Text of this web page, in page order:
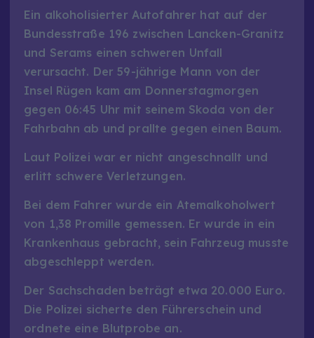
Ein alkoholisierter Autofahrer hat auf der
Bundesstraße 196 zwischen Lancken-Granitz
und Serams einen schweren Unfall
verursacht. Der 59-jährige Mann von der
Insel Rügen kam am Donnerstagmorgen
gegen 06:45 Uhr mit seinem Skoda von der
Fahrbahn ab und prallte gegen einen Baum.
Laut Polizei war er nicht angeschnallt und
erlitt schwere Verletzungen.
Bei dem Fahrer wurde ein Atemalkoholwert
von 1,38 Promille gemessen. Er wurde in ein
Krankenhaus gebracht, sein Fahrzeug musste
abgeschleppt werden.
Der Sachschaden beträgt etwa 20.000 Euro.
Die Polizei sicherte den Führerschein und
ordnete eine Blutprobe an.